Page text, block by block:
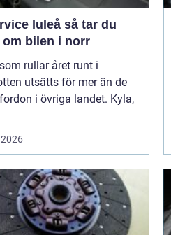
luleå så tar du
om bilen i norr
rullar året runt i
utsätts för mer än de
i övriga landet. Kyla,